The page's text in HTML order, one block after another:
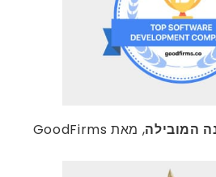
המובילה, מאת GoodFirms